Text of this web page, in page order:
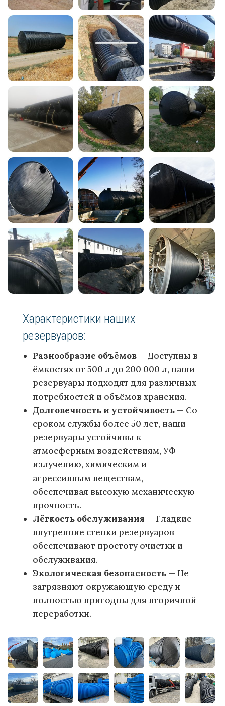
Характеристики наших
резервуаров:
Разнообразие объёмов — Доступны в
ёмкостях от 500 л до 200 000 л, наши
резервуары подходят для различных
потребностей и объёмов хранения.
Долговечность и устойчивость — Со
сроком службы более 50 лет, наши
резервуары устойчивы к
атмосферным воздействиям, УФ-
излучению, химическим и
агрессивным веществам,
обеспечивая высокую механическую
прочность.
Лёгкость обслуживания — Гладкие
внутренние стенки резервуаров
обеспечивают простоту очистки и
обслуживания.
Экологическая безопасность — Не
загрязняют окружающую среду и
полностью пригодны для вторичной
переработки.